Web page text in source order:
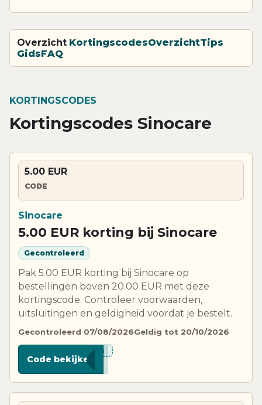
Overzicht KortingscodesOverzichtTips
GidsFAQ
KORTINGSCODES
Kortingscodes Sinocare
5.00 EUR
CODE
Sinocare
5.00 EUR korting bij Sinocare
Gecontroleerd
Pak 5.00 EUR korting bij Sinocare op
bestellingen boven 20.00 EUR met deze
kortingscode. Controleer voorwaarden,
uitsluitingen en geldigheid voordat je bestelt.
Gecontroleerd 07/08/2026Geldig tot 20/10/2026
****9N8
Code bekijken